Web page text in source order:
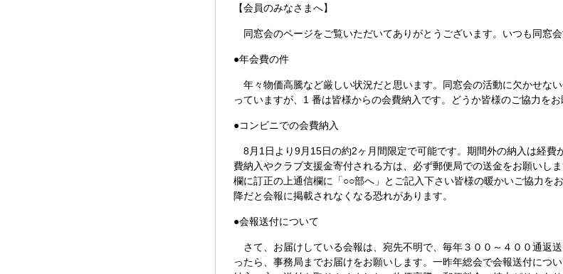
【会員のみなさまへ】
同窓会のページをご覧いただいてありがとうございます。いつも同窓
●年会費の件
年々物価高騰など厳しい状況だと思います。同窓会の活動に欠かせな
っていますが、1 番は皆様からの会費納入です。どうか皆様のご協力をお
●コンビニでの会費納入
8月1日より9月15日の約2ヶ月間限定で可能です。期間外の納入は経費
費納入やクラブ支援金寄付される方は、必ず郵便局での送金をお願いし
欄に訂正の上通信欄に「○○部へ」とご記入下さい皆様の暖かいご協力を
降だと会報に掲載されなくなる恐れがあります。
●会報送付について
さて、お届けしている会報は、宛先不明で、毎年３００～４００通返
ったら、事務局までお届けをお願いします。一昨年総会で会報送付につ